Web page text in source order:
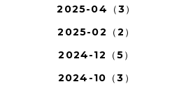
2025-04（3）
2025-02（2）
2024-12（5）
2024-10（3）